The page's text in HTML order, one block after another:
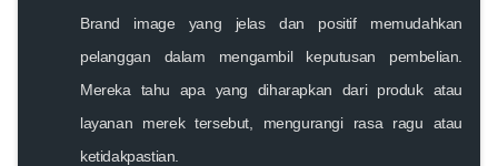
Brand image yang jelas dan positif memudahkan
pelanggan dalam mengambil keputusan pembelian.
Mereka tahu apa yang diharapkan dari produk atau
layanan merek tersebut, mengurangi rasa ragu atau
ketidakpastian.